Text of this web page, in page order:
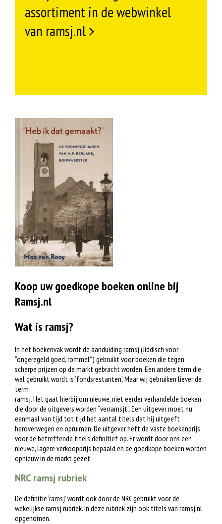
assortiment in de webwinkel
van ramsj.nl
Koop uw goedkope boeken online bij
Ramsj.nl
Wat is ramsj?
In het boekenvak wordt de aanduiding ramsj (Jiddisch voor
“ongeregeld goed, rommel”) gebruikt voor boeken die tegen
scherpe prijzen op de markt gebracht worden. Een andere term die
wel gebruikt wordt is ‘fondsrestanten’. Maar wij gebruiken liever de
term
ramsj. Het gaat hierbij om nieuwe, niet eerder verhandelde boeken
die door de uitgevers worden “verramsjt”. Een uitgever moet nu
eenmaal van tijd tot tijd het aantal titels dat hij uitgeeft
heroverwegen en opruimen. De uitgever heft de vaste boekenprijs
voor de betreffende titels definitief op. Er wordt door ons een
nieuwe, lagere verkoopprijs bepaald en de goedkope boeken worden
opnieuw in de markt gezet.
NRC ramsj rubriek
De definitie ‘ramsj’ wordt ook door de NRC gebruikt voor de
wekelijkse ramsj rubriek. In deze rubriek zijn ook titels van ramsj.nl
opgenomen.